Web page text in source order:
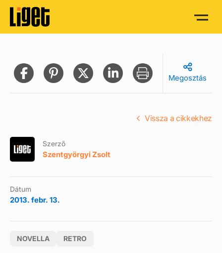
Megosztás
Szerző
Szentgyörgyi Zsolt
Dátum
2013. febr. 13.
NOVELLA RETRO
Vissza a cikkekhez